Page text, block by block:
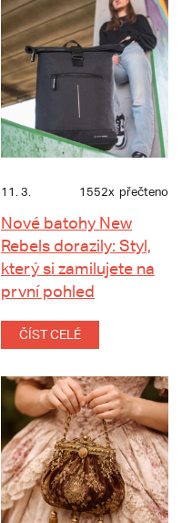
11. 3. 1552x přečteno
Nové batohy New
Rebels dorazily: Styl,
který si zamilujete na
první pohled
ČÍST CELÉ